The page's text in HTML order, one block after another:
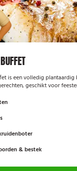
is een volledig plantaardig
geschikt voor
dierlijke producten en
eten.
& bestek